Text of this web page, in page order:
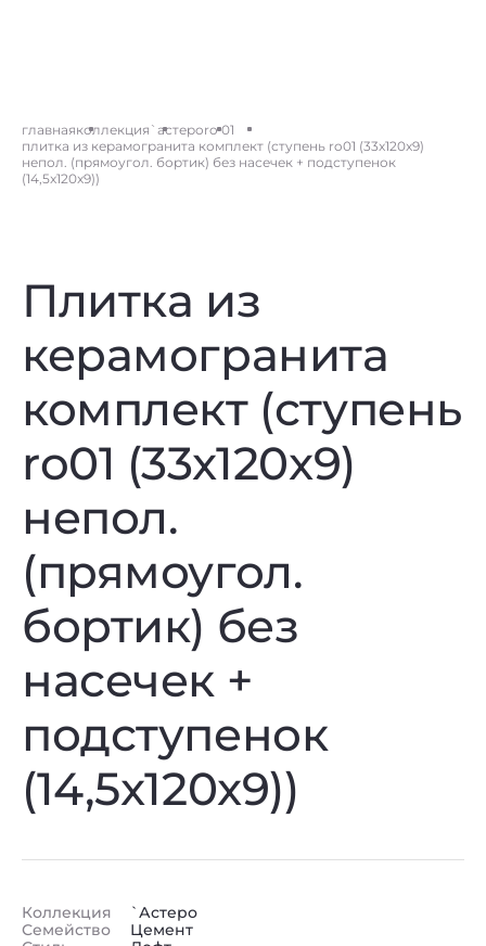
главнаяколлекция `астероro 01
плитка из керамогранита комплект (ступень ro01 (33x120x9)
непол. (прямоугол. бортик) без насечек + подступенок
(14,5x120x9))
Плитка из
керамогранита
комплект (ступень
ro01 (33x120x9)
непол.
(прямоугол.
бортик) без
насечек +
подступенок
(14,5x120x9))
Коллекция
Семейство
`Астеро
Цемент